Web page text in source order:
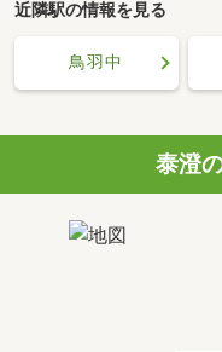
近隣駅の情報を見る
鳥羽中
泰澄